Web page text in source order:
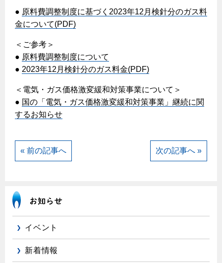
ガスメーターの復帰方法
地震のとき
ガス給湯器・風呂釜の凍結予防方法
故障診断
ガス工事について
新しく都市ガスをご利用したい方へ
ガスを安全にお使いいただくために
安全対策
ガスメーターの役割と安全機能
ライフステージ別に比較する
20代
30代
40代～50代
60代
プロパンガスから都市ガスへの切り替え
導入事例
炊飯器
警報器
警報器
バスルーム
エコジョーズ
ミストサウナ
リビング
ガスファンヒーター
ガス温水床暖房・ルームヒーター
補助金について
リフォームのお知らせ
ショールーム
リフォームについてのお問い合わせ
電気料金のシミュレーション
ご契約・お手続き
お申込み
停電時の対応
よくあるご質問
● 原料費調整制度に基づく2023年12月検針分のガス料
金について(PDF)
＜ご参考＞
● 原料費調整制度について
● 2023年12月検針分のガス料金(PDF)
＜電気・ガス価格激変緩和対策事業について＞
● 国の「電気・ガス価格激変緩和対策事業」継続に関
するお知らせ
« 前の記事へ 次の記事へ »
イベント
新着情報